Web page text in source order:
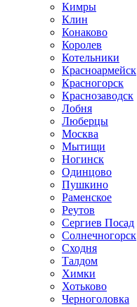
Кимры
Клин
Конаково
Королев
Котельники
Красноармейск
Красногорск
Краснозаводск
Лобня
Люберцы
Москва
Мытищи
Ногинск
Одинцово
Пушкино
Раменское
Реутов
Сергиев Посад
Солнечногорск
Сходня
Талдом
Химки
Хотьково
Черноголовка